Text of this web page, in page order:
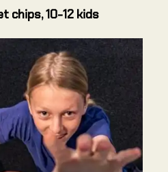
Single
Multi
Alle
chips, 10-12 kids